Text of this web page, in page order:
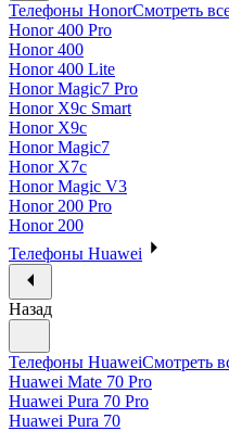
Телефоны HonorСмотреть
Honor 400 Pro
Honor 400
Honor 400 Lite
Honor Magic7 Pro
Honor X9c Smart
Honor X9c
Honor Magic7
Honor X7c
Honor Magic V3
Honor 200 Pro
Honor 200
Телефоны Huawei
Назад
Телефоны HuaweiСмотреть
Huawei Mate 70 Pro
Huawei Pura 70 Pro
Huawei Pura 70